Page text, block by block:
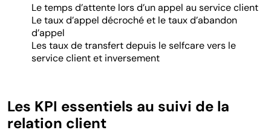
Le temps d’attente lors d’un appel au service client
Le taux d’appel décroché et le taux d’abandon
d’appel
Les taux de transfert depuis le selfcare vers le
service client et inversement
Les KPI essentiels au suivi de la
relation client